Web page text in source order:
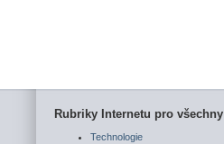
Rubriky Internetu pro všechny
Technologie